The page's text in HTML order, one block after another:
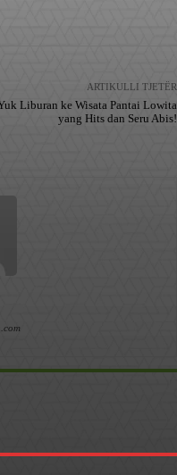
ARTIKULLI TJETËR
Liburan ke Wisata Pantai Lowita
yang Hits dan Seru Abis!